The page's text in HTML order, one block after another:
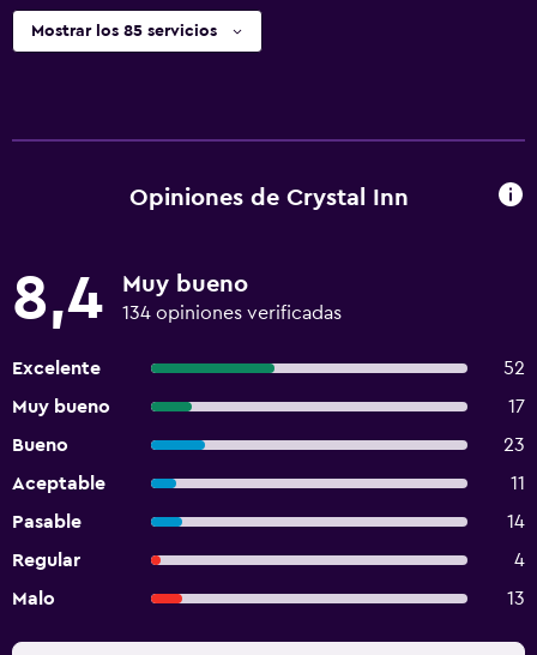
Mostrar los 85 servicios
Opiniones de Crystal Inn
8,4 Muy bueno
134 opiniones verificadas
Excelente
52
Muy bueno
17
Bueno
23
Aceptable
11
Pasable
14
Regular
4
Malo
13